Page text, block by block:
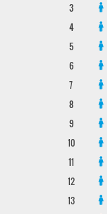
3
4
5
6
7
8
9
10
11
12
13